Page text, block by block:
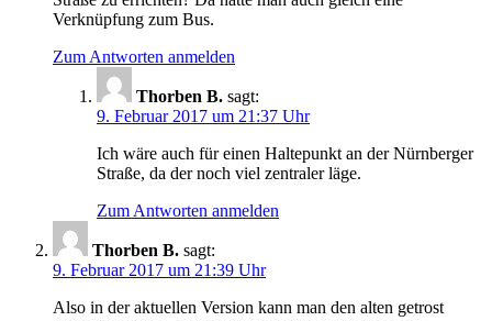
Verknüpfung zum Bus.
Zum Antworten anmelden
Thorben B. sagt:
9. Februar 2017 um 21:37 Uhr
Ich wäre auch für einen Haltepunkt an der Nürnberger
Straße, da der noch viel zentraler läge.
Zum Antworten anmelden
Thorben B. sagt:
9. Februar 2017 um 21:39 Uhr
Also in der aktuellen Version kann man den alten getrost